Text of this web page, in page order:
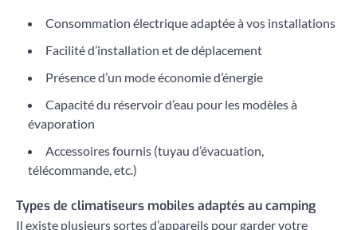
Consommation électrique adaptée à vos installations
Facilité d’installation et de déplacement
Présence d’un mode économie d’énergie
Capacité du réservoir d’eau pour les modèles à
évaporation
Accessoires fournis (tuyau d’évacuation,
télécommande, etc.)
Types de climatiseurs mobiles adaptés au camping
Il existe plusieurs sortes d’appareils pour garder votre